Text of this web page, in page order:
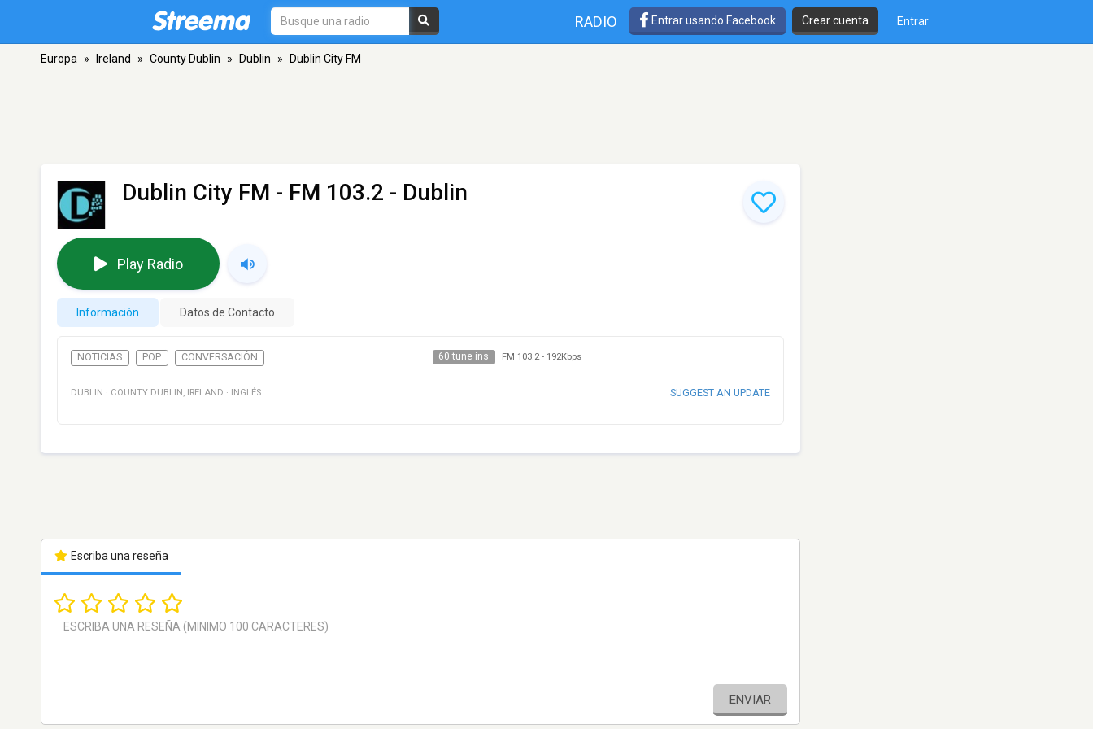
RADIO Entrar usando Facebook Crear cuenta Entrar
Europa » Ireland » County Dublin » Dublin » Dublin City FM
Dublin City FM - FM 103.2 - Dublin
Play Radio
Información Datos de Contacto
NOTICIAS POP CONVERSACIÓN 60 tune ins FM 103.2- 192Kbps
DUBLIN · COUNTY DUBLIN , IRELAND · INGLÉS SUGGEST AN UPDATE
Escriba una reseña
ENVIAR